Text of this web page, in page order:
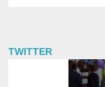
TWITTER